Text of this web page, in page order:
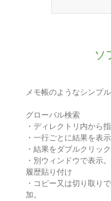
ソ
メモ帳のようなシンプ
グローバル検索
・ディレクトリ内から
・一行ごとに結果を表示
・結果をダブルクリッ
・別ウィンドウで表示。
履歴貼り付け
・コピー又は切り取り
加。